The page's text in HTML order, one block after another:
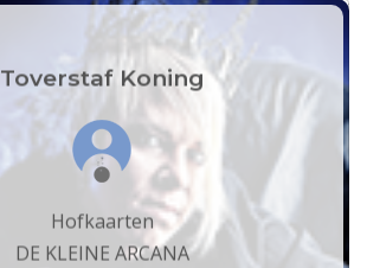
Toverstaf Koning
Hofkaarten
DE KLEINE ARCANA